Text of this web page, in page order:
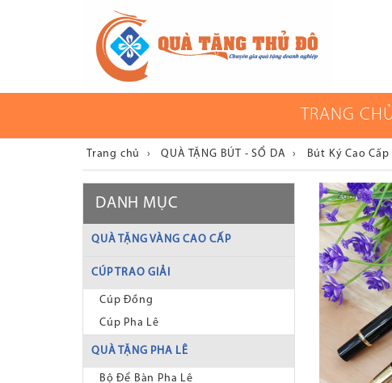
TRANG CHỦ
Trang chủ › QUÀ TẶNG BÚT - SỔ DA › Bút Ký Cao Cấp
DANH MỤC
QUÀ TẶNG VÀNG CAO CẤP
CÚP TRAO GIẢI
Cúp Đồng
Cúp Pha Lê
QUÀ TẶNG PHA LÊ
Bộ Để Bàn Pha Lê
Zoom